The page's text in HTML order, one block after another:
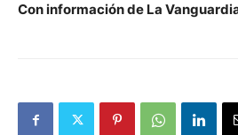
Con información de La